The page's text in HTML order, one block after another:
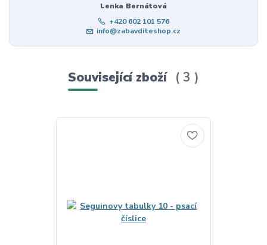
Lenka Bernátová
+420 602 101 576
info@zabavditeshop.cz
Související zboží 3